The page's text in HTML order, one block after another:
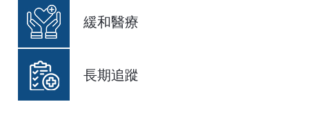
緩和醫療
長期追蹤